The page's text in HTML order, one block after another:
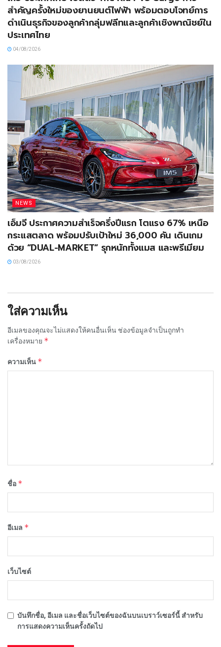
สำคัญครั้งใหม่ของยานยนต์ไฟฟ้า พร้อมตอบโจทย์การ
ดำเนินธุรกิจของลูกค้ากลุ่มฟลีทและลูกค้าเชิงพาณิชย์ใน
ประเทศไทย
04/08/2026
NEWS
เอ็มจี ประกาศความสำเร็จครึ่งปีแรก โตแรง 67% เหนือ
กระแสตลาด พร้อมปรับเป้าใหม่ 36,000 คัน เดินเกม
ด้วย “DUAL-MARKET” รุกหนักทั้งแมส และพรีเมียม
03/08/2026
ใส่ความเห็น
อีเมลของคุณจะไม่แสดงให้คนอื่นเห็น ช่องข้อมูลจำเป็นถูกทำ
เครื่องหมาย *
ความเห็น *
ชื่อ *
อีเมล *
เว็บไซต์
บันทึกชื่อ, อีเมล และชื่อเว็บไซต์ของฉันบนเบราว์เซอร์นี้ สำหรับ
การแสดงความเห็นครั้งถัดไป